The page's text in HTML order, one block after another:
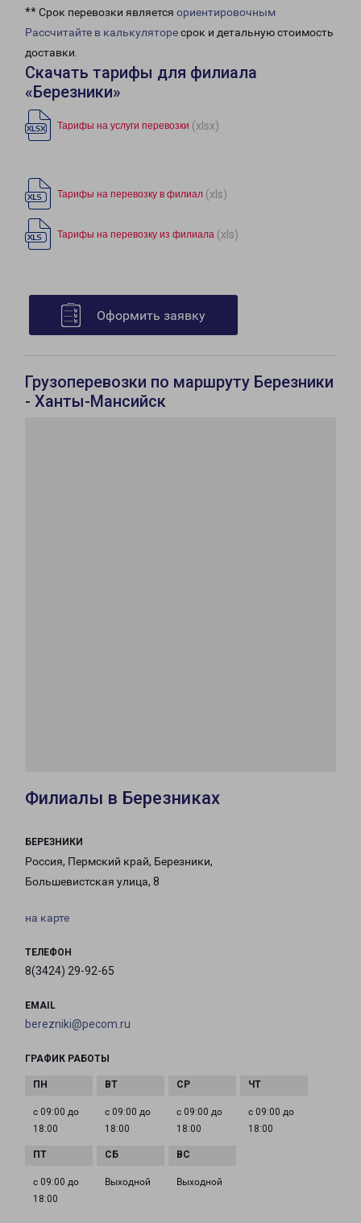
** Срок перевозки является ориентировочным
Рассчитайте в калькуляторесрок и детальную стоимость
доставки.
Скачать тарифы для филиала
«Березники»
Тарифы на услуги перевозки (xlsx)
Тарифы на перевозку в филиал (xls)
Тарифы на перевозку из филиала (xls)
Оформить заявку
Грузоперевозки по маршруту Березники
- Ханты-Мансийск
Филиалы в Березниках
БЕРЕЗНИКИ
Россия, Пермский край, Березники,
Большевистская улица, 8
на карте
ТЕЛЕФОН
8(3424) 29-92-65
EMAIL
berezniki@pecom.ru
ГРАФИК РАБОТЫ
с 09:00 до
18:00
с 09:00 до
18:00
с 09:00 до
18:00
с 09:00 до
18:00
с 09:00 до
18:00
Выходной Выходной